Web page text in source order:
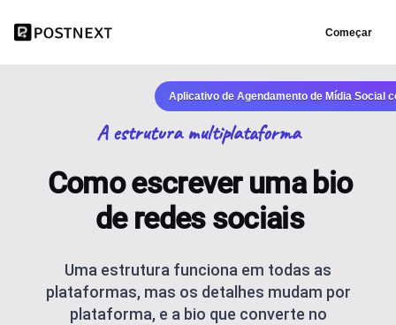
Começar
Aplicativo de Agendamento de Mídia Social
A estrutura multiplataforma
Como escrever uma bio
de redes sociais
Uma estrutura funciona em todas as
plataformas, mas os detalhes mudam por
plataforma, e a bio que converte no